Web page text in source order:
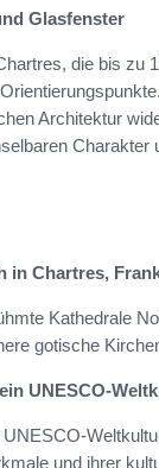
Glasfenster
die bis zu
Architektur
in Chartres,
Kathedrale
gotische
UNESCO-
und ihrer